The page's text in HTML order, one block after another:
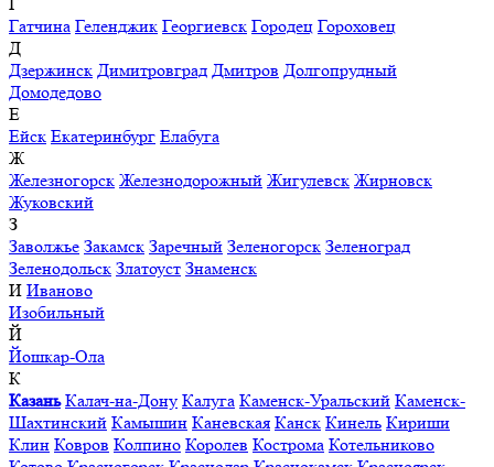
Гатчина Геленджик Георгиевск Городец Гороховец
Д
Дзержинск Димитровград Дмитров Долгопрудный
Домодедово
Е
Ейск Екатеринбург Елабуга
Ж
Железногорск Железнодорожный Жигулевск Жирновск
Жуковский
З
Заволжье Закамск Заречный Зеленогорск Зеленоград
Зеленодольск Златоуст Знаменск
И Иваново
Изобильный
Й
Йошкар-Ола
К
Казань Калач-на-Дону Калуга Каменск-Уральский Каменск-
Шахтинский Камышин Каневская Канск Кинель Кириши
Клин Ковров Колпино Королев Кострома Котельниково